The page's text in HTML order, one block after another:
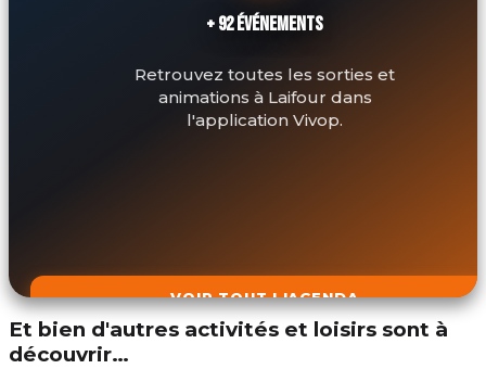
+ 92 ÉVÉNEMENTS
Retrouvez toutes les sorties et
animations à Laifour dans
l'application Vivop.
VOIR TOUT L'AGENDA
Et bien d'autres activités et loisirs sont à
découvrir…